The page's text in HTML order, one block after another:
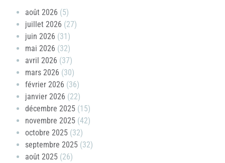
août 2026 (5)
juillet 2026 (27)
juin 2026 (31)
mai 2026 (32)
avril 2026 (37)
mars 2026 (30)
février 2026 (36)
janvier 2026 (22)
décembre 2025 (15)
novembre 2025 (42)
octobre 2025 (32)
septembre 2025 (32)
août 2025 (26)